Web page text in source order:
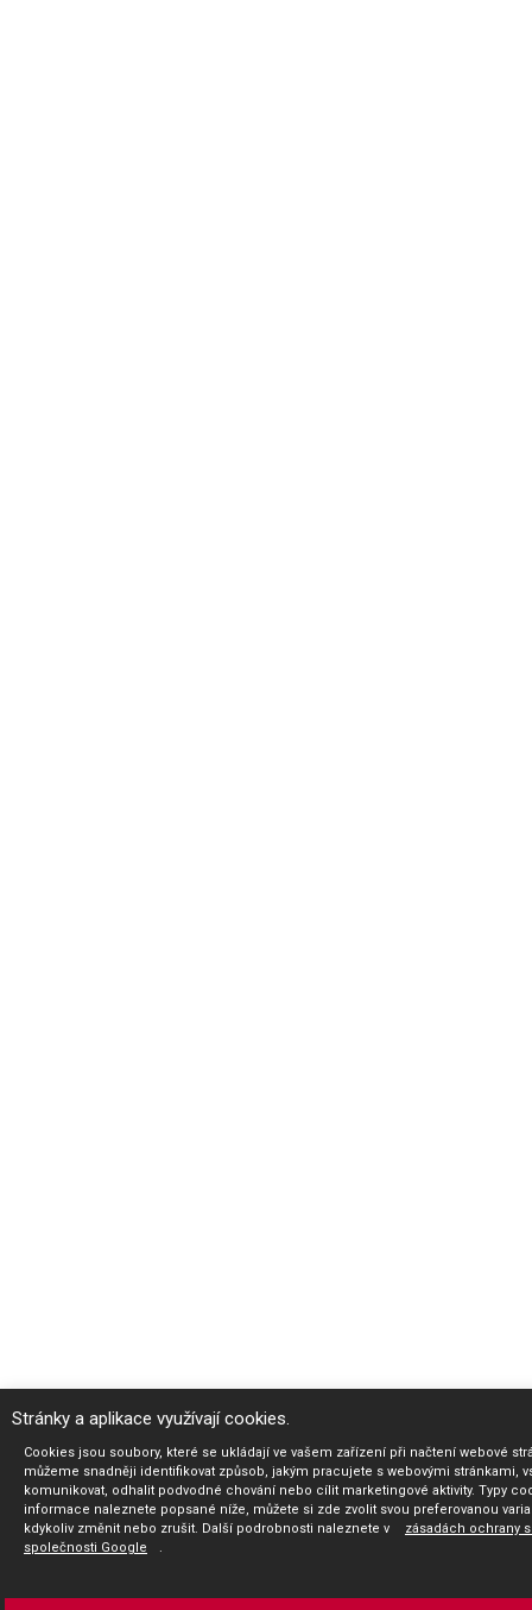
Stránky a aplikace využívají cookies.
Cookies jsou soubory, které se ukládají ve vašem zařízení při načtení webové
můžeme snadněji identifikovat způsob, jakým pracujete s webovými stránkami,
komunikovat, odhalit podvodné chování nebo cílit marketingové aktivity. Typy
informace naleznete popsané níže, můžete si zde zvolit svou preferovanou
kdykoliv změnit nebo zrušit. Další podrobnosti naleznete v
zásadách ochrany
společnosti Google
.